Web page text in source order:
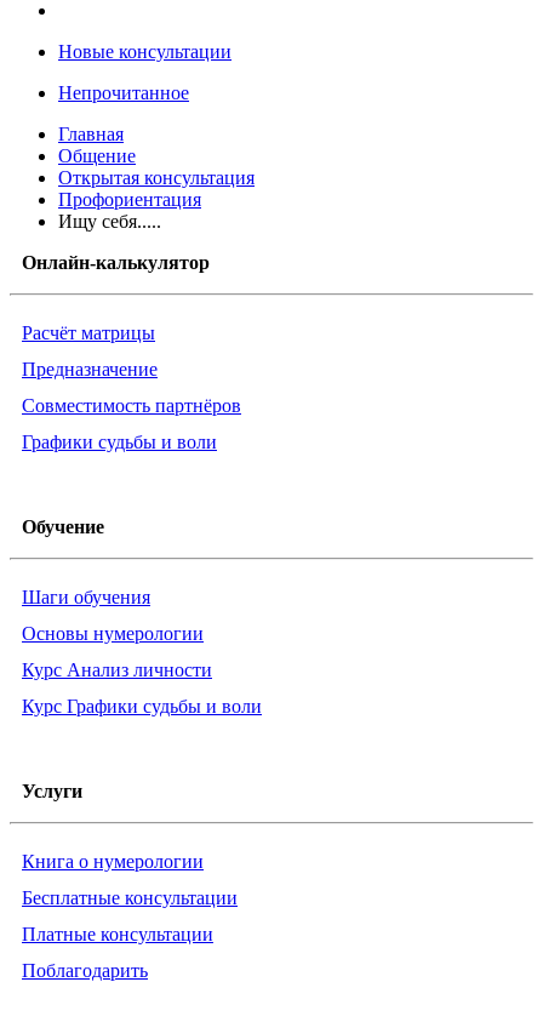
Новые консультации
Непрочитанное
Главная
Общение
Открытая консультация
Профориентация
Ищу себя.....
Онлайн-калькулятор
Расчёт матрицы
Предназначение
Совместимость партнёров
Графики судьбы и воли
Обучение
Шаги обучения
Основы нумерологии
Курс Анализ личности
Курс Графики судьбы и воли
Услуги
Книга о нумерологии
Бесплатные консультации
Платные консультации
Поблагодарить